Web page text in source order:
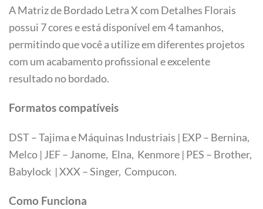
A Matriz de Bordado Letra X com Detalhes Florais
possui 7 cores e está disponível em 4 tamanhos,
permitindo que você a utilize em diferentes projetos
com um acabamento profissional e excelente
resultado no bordado.
Formatos compatíveis
DST – Tajima e Máquinas Industriais | EXP – Bernina,
Melco | JEF – Janome, Elna, Kenmore | PES – Brother,
Babylock | XXX – Singer, Compucon.
Como Funciona
Tamanhos